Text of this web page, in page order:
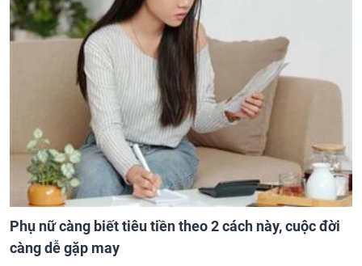
Phụ nữ càng biết tiêu tiền theo 2 cách này, cuộc đời
càng dễ gặp may